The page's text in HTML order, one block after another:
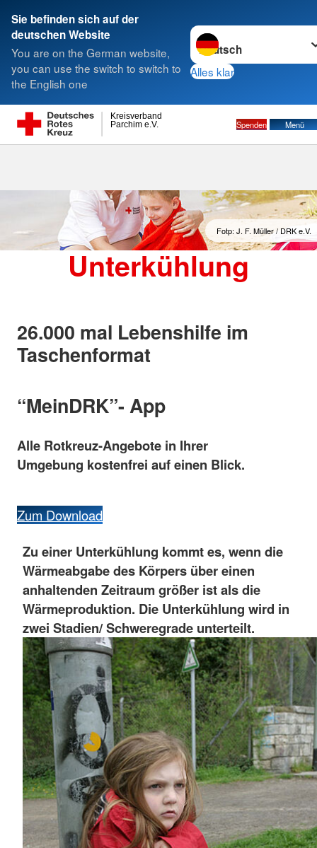
Sie befinden sich auf der
deutschen Website
You are on the German website,
you can use the switch to switch to
the English one
Sprache wechseln zu
Alles klar
Parchim e.V.
Kreisverband
Spenden Menü
Suche
Fotp: J. F. Müller / DRK e.V.
Unterkühlung
26.000 mal Lebenshilfe im
Taschenformat
“MeinDRK”- App
Alle Rotkreuz-Angebote in Ihrer
Umgebung kostenfrei auf einen Blick.
Zum Download
Zu einer Unterkühlung kommt es, wenn die
Wärmeabgabe des Körpers über einen
anhaltenden Zeitraum größer ist als die
Wärmeproduktion. Die Unterkühlung wird in
zwei Stadien/ Schweregrade unterteilt.